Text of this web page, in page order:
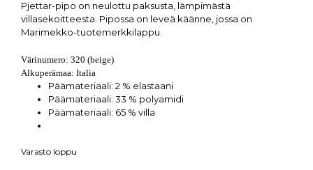
Pjettar-pipo on neulottu paksusta, lämpimästä
villasekoitteesta. Pipossa on leveä käänne, jossa on
Marimekko-tuotemerkkilappu.
Värinumero: 320 (beige)
Alkuperämaa: Italia
Päämateriaali: 2 % elastaani
Päämateriaali: 33 % polyamidi
Päämateriaali: 65 % villa
Varasto loppu